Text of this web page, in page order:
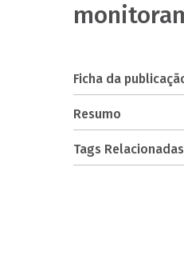
Ficha da
Resumo
Tags Relacionadas